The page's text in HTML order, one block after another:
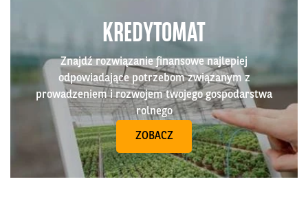
KREDYTOMAT
Znajdź rozwiązanie finansowe najlepiej
odpowiadające potrzebom związanym z
prowadzeniem i rozwojem twojego gospodarstwa
rolnego
ZOBACZ